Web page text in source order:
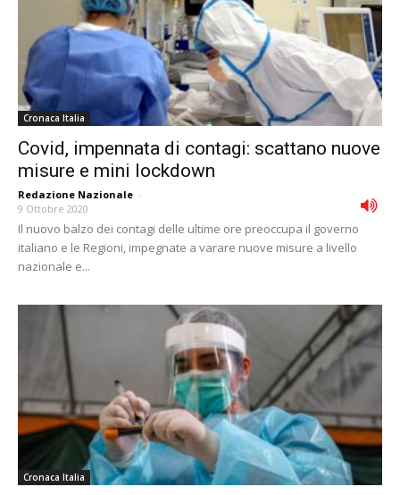
Cronaca Italia
Covid, impennata di contagi: scattano nuove
misure e mini lockdown
Redazione Nazionale -
9 Ottobre 2020
Il nuovo balzo dei contagi delle ultime ore preoccupa il governo
italiano e le Regioni, impegnate a varare nuove misure a livello
nazionale e...
Cronaca Italia